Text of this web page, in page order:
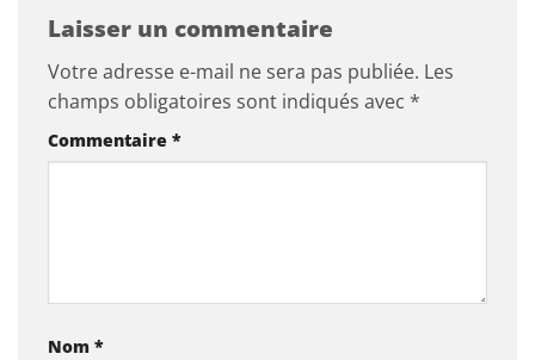
Laisser un commentaire
Votre adresse e-mail ne sera pas publiée. Les
champs obligatoires sont indiqués avec *
Commentaire *
Nom *